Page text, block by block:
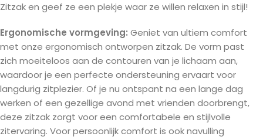
Zitzak en geef ze een plekje waar ze willen relaxen in stijl!
Ergonomische vormgeving: Geniet van ultiem comfort
met onze ergonomisch ontworpen zitzak. De vorm past
zich moeiteloos aan de contouren van je lichaam aan,
waardoor je een perfecte ondersteuning ervaart voor
langdurig zitplezier. Of je nu ontspant na een lange dag
werken of een gezellige avond met vrienden doorbrengt,
deze zitzak zorgt voor een comfortabele en stijlvolle
zitervaring. Voor persoonlijk comfort is ook navulling